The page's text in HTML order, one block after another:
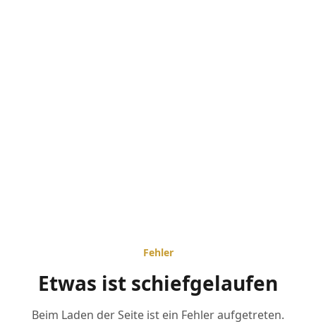
Fehler
Etwas ist schiefgelaufen
Beim Laden der Seite ist ein Fehler aufgetreten.